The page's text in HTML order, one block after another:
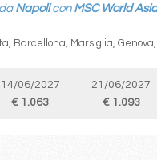
da Napolicon MSC World Asia
Barcellona, Marsiglia,
14/06/2027
€ 1.063
21/06/2027
€ 1.093